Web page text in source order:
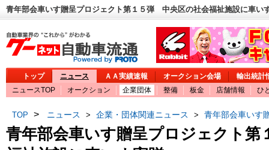
青年部会車いす贈呈プロジェクト第１５弾 中央区の社会福祉施設に車い
トップ ニュース ＡＡ実績速報 オークション会場
輸出統計
ニュースTOP
オークション 企業団体 整備 板金 店舗情報 ひ
TOP > ニュース > 企業・団体関連ニュース > 青年部会車いす
青年部会車いす贈呈プロジェクト